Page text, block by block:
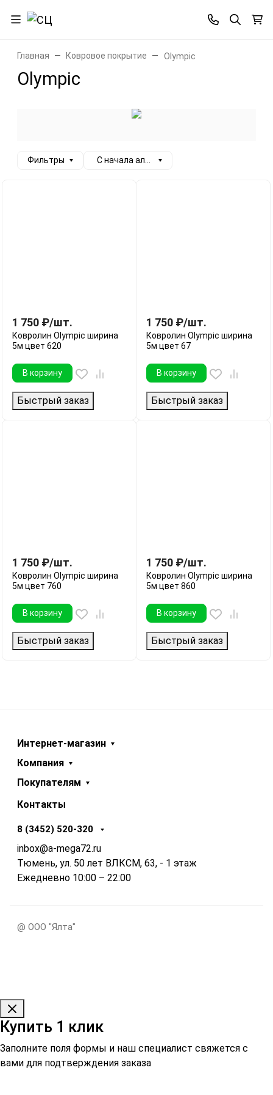
Главная Ковровое покрытие Olympic
Olympic
Фильтры С начала алфавита
1 750 ₽/шт.
Ковролин Olympic ширина
5м цвет 620
В корзину
Быстрый заказ
1 750 ₽/шт.
Ковролин Olympic ширина
5м цвет 67
В корзину
Быстрый заказ
1 750 ₽/шт.
Ковролин Olympic ширина
5м цвет 760
В корзину
Быстрый заказ
1 750 ₽/шт.
Ковролин Olympic ширина
5м цвет 860
В корзину
Быстрый заказ
Интернет-магазин
Компания
Покупателям
Контакты
8 (3452) 520-320
inbox@a-mega72.ru
Тюмень, ул. 50 лет ВЛКСМ, 63, - 1 этаж
Ежедневно 10:00 – 22:00
@ ООО "Ялта"
Купить 1 клик
Заполните поля формы и наш специалист свяжется с
вами для подтверждения заказа